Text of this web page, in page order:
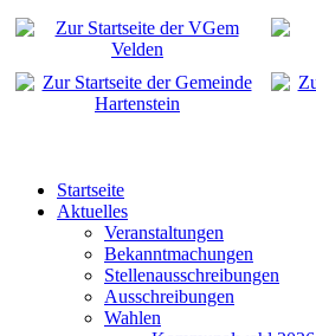
Startseite
Aktuelles
Veranstaltungen
Bekanntmachungen
Stellenausschreibungen
Ausschreibungen
Wahlen